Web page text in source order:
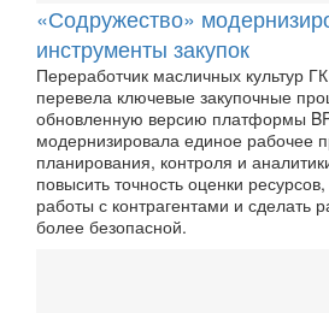
«Содружество»
инструменты закупок
Переработчик масличных культур
перевела ключевые закупочные
обновленную версию платформы
модернизировала единое рабочее
планирования, контроля и
повысить точность оценки
работы с контрагентами и сделать
более безопасной.